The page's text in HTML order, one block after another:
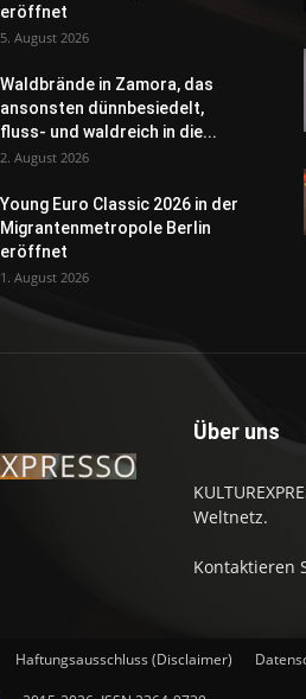
eröffnet
5. August 2026
Waldbrände in Zamora, das
ansonsten dünnbesiedelt,
fluss- und waldreich in die...
2. August 2026
Young Euro Classic 2026 in der
Migrantenmetropole Berlin
eröffnet
1. August 2026
Über uns
Weltnetz.
Kontaktieren
Haftungsausschluss (Disclaimer)